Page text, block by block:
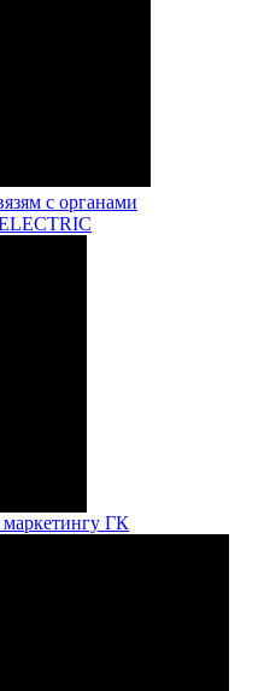
с органами
маркетингу ГК